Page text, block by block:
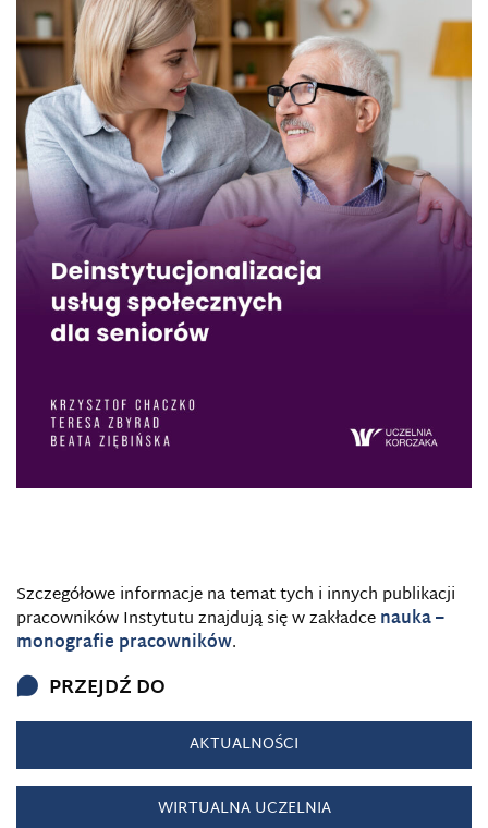
Szczegółowe informacje na temat tych i innych publikacji
pracowników Instytutu znajdują się w zakładcenauka –
monografie pracowników.
PRZEJDŹ DO
AKTUALNOŚCI
WIRTUALNA UCZELNIA